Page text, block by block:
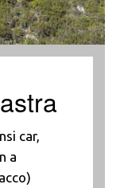
car,
a